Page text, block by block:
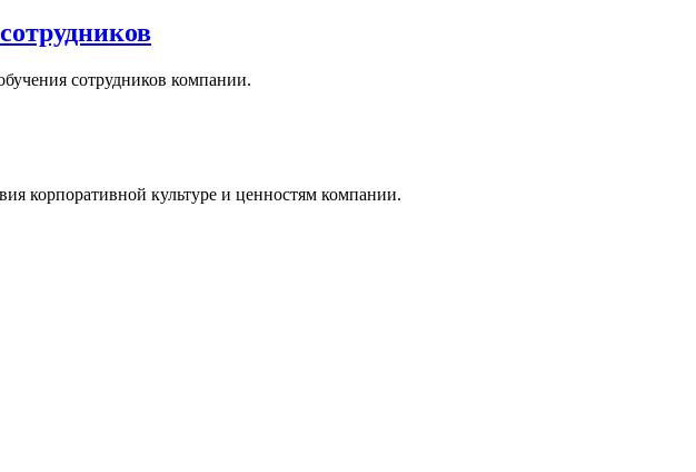
сотрудников компании.
корпоративной культуре и ценностям компании.